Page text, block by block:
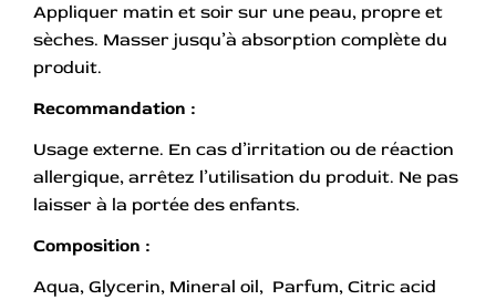
Appliquer matin et soir sur une peau, propre et
sèches. Masser jusqu’à absorption complète du
produit.
Recommandation :
Usage externe. En cas d’irritation ou de réaction
allergique, arrêtez l’utilisation du produit. Ne pas
laisser à la portée des enfants.
Composition :
Aqua, Glycerin, Mineral oil, Parfum, Citric acid